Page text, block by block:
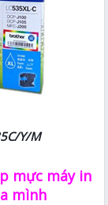
Y/M
mực máy in
mình